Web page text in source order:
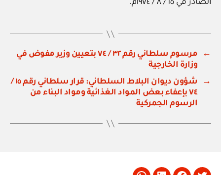
الصادر في ١٥ / ٨ / ١٩٧٤م.
←
مرسوم سلطاني رقم ٣٢ / ٧٤ بتعيين وزير مفوض في
وزارة الخارجية
→
شؤون ديوان البلاط السلطاني: قرار سلطاني رقم ١٥ /
٧٤ بإعفاء بعض المواد الغذائية ومواد البناء من
الرسوم الجمركية